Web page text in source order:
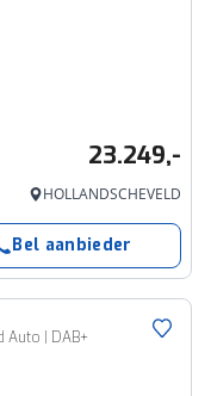
23.249,-
HOLLANDSCHEVELD
Bel aanbieder
Auto | DAB+